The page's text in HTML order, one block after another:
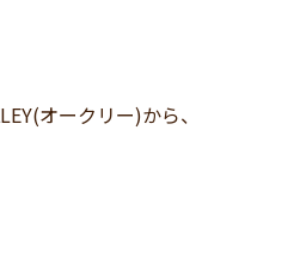
オークリー)から、